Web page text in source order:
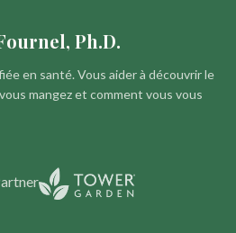
Ph.D.
en santé. Vous aider à découvrir le
mangez et comment vous vous